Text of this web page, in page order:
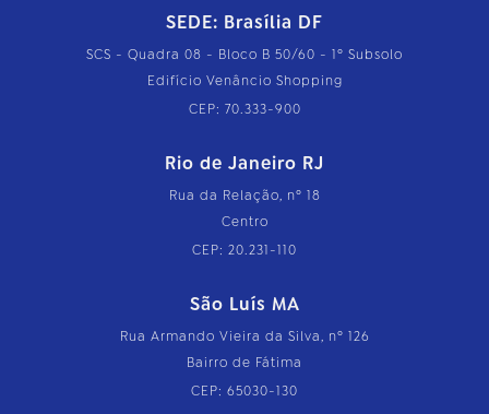
SEDE: Brasília DF
SCS - Quadra 08 - Bloco B 50/60 - 1º Subsolo
Edifício Venâncio Shopping
CEP: 70.333-900
Rio de Janeiro RJ
Rua da Relação, nº 18
Centro
CEP: 20.231-110
São Luís MA
Rua Armando Vieira da Silva, nº 126
Bairro de Fátima
CEP: 65030-130